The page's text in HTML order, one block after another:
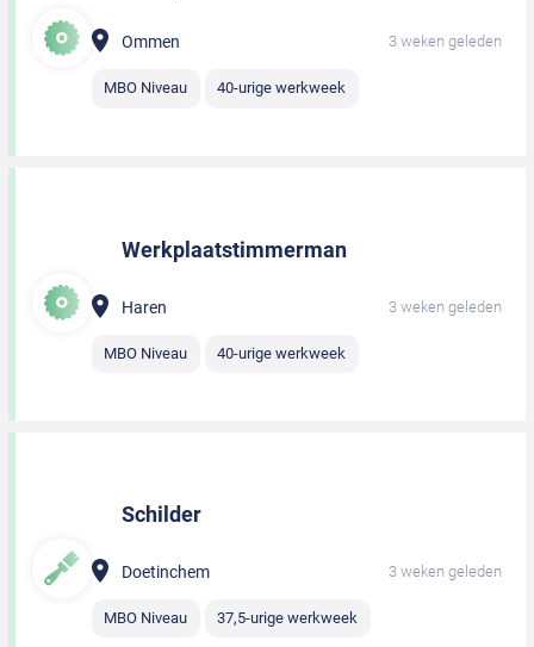
Ommen 3 weken geleden
MBO Niveau 40-urige werkweek
Werkplaatstimmerman
Haren 3 weken geleden
MBO Niveau 40-urige werkweek
Schilder
Doetinchem 3 weken geleden
MBO Niveau 37,5-urige werkweek